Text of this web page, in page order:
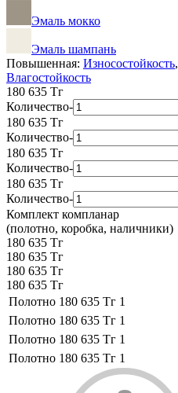
Эмаль мокко
Эмаль шампань
Повышенная: Износостойкость,
Влагостойкость
180 635 Тг
Количество-
180 635 Тг
Количество-
180 635 Тг
Количество-
180 635 Тг
Количество-
Комплект компланар
(полотно, коробка, наличники)
180 635 Тг
180 635 Тг
180 635 Тг
180 635 Тг
Полотно 180 635 Тг 1
Полотно 180 635 Тг 1
Полотно 180 635 Тг 1
Полотно 180 635 Тг 1